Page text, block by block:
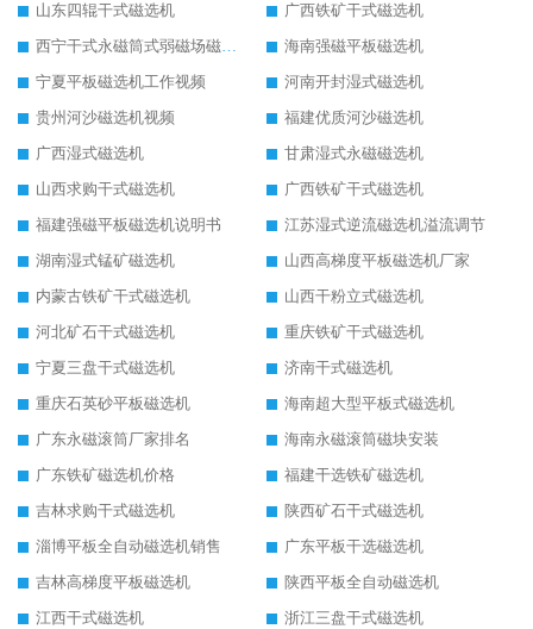
山东四辊干式磁选机
广西铁矿干式磁选机
西宁干式永磁筒式弱磁场磁选机结构图
海南强磁平板磁选机
宁夏平板磁选机工作视频
河南开封湿式磁选机
贵州河沙磁选机视频
福建优质河沙磁选机
广西湿式磁选机
甘肃湿式永磁磁选机
山西求购干式磁选机
广西铁矿干式磁选机
福建强磁平板磁选机说明书
江苏湿式逆流磁选机溢流调节
湖南湿式锰矿磁选机
山西高梯度平板磁选机厂家
内蒙古铁矿干式磁选机
山西干粉立式磁选机
河北矿石干式磁选机
重庆铁矿干式磁选机
宁夏三盘干式磁选机
济南干式磁选机
重庆石英砂平板磁选机
海南超大型平板式磁选机
广东永磁滚筒厂家排名
海南永磁滚筒磁块安装
广东铁矿磁选机价格
福建干选铁矿磁选机
吉林求购干式磁选机
陕西矿石干式磁选机
淄博平板全自动磁选机销售
广东平板干选磁选机
吉林高梯度平板磁选机
陕西平板全自动磁选机
江西干式磁选机
浙江三盘干式磁选机